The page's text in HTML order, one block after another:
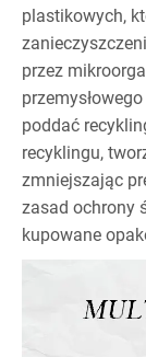
plastikowych,
przez
poddać
recyklingu,
zmniejszając
zasad ochrony
kupowane